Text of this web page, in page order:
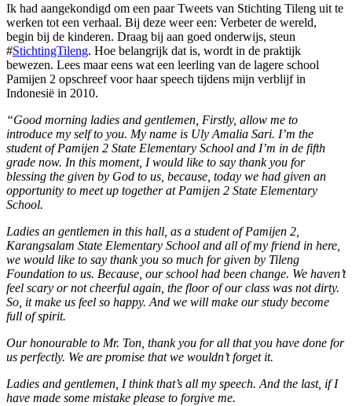
Ik had aangekondigd om een paar Tweets van Stichting Tileng uit te
werken tot een verhaal. Bij deze weer een: Verbeter de wereld,
begin bij de kinderen. Draag bij aan goed onderwijs, steun
#StichtingTileng. Hoe belangrijk dat is, wordt in de praktijk
bewezen. Lees maar eens wat een leerling van de lagere school
Pamijen 2 opschreef voor haar speech tijdens mijn verblijf in
Indonesië in 2010.
“Good morning ladies and gentlemen, Firstly, allow me to
introduce my self to you. My name is Uly Amalia Sari. I’m the
student of Pamijen 2 State Elementary School and I’m in de fifth
grade now. In this moment, I would like to say thank you for
blessing the given by God to us, because, today we had given an
opportunity to meet up together at Pamijen 2 State Elementary
School.
Ladies an gentlemen in this hall, as a student of Pamijen 2,
Karangsalam State Elementary School and all of my friend in here,
we would like to say thank you so much for given by Tileng
Foundation to us. Because, our school had been change. We haven’t
feel scary or not cheerful again, the floor of our class was not dirty.
So, it make us feel so happy. And we will make our study become
full of spirit.
Our honourable to Mr. Ton, thank you for all that you have done for
us perfectly. We are promise that we wouldn’t forget it.
Ladies and gentlemen, I think that’s all my speech. And the last, if I
have made some mistake please to forgive me.